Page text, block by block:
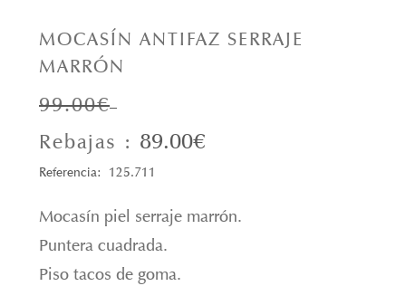
MOCASÍN ANTIFAZ SERRAJE
MARRÓN
99.00€
Rebajas : 89.00€
Referencia: 125.711
Mocasín piel serraje marrón.
Puntera cuadrada.
Piso tacos de goma.